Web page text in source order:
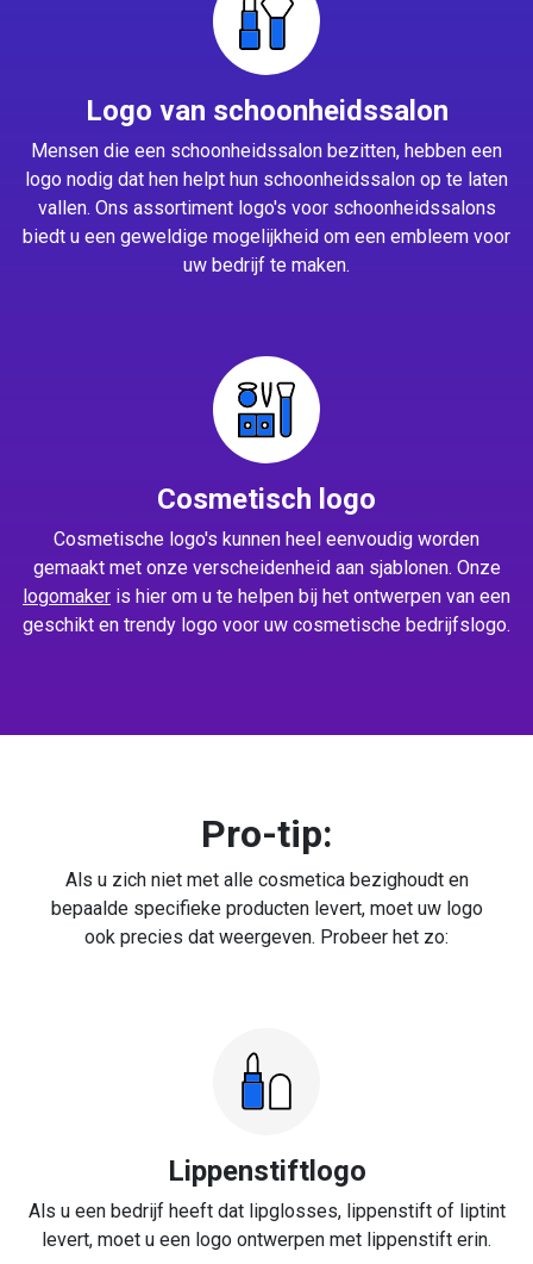
Logo van schoonheidssalon
Mensen die een schoonheidssalon bezitten, hebben een
logo nodig dat hen helpt hun schoonheidssalon op te laten
vallen. Ons assortiment logo's voor schoonheidssalons
biedt u een geweldige mogelijkheid om een embleem voor
uw bedrijf te maken.
Cosmetisch logo
Cosmetische logo's kunnen heel eenvoudig worden
gemaakt met onze verscheidenheid aan sjablonen. Onze
logomaker is hier om u te helpen bij het ontwerpen van een
geschikt en trendy logo voor uw cosmetische bedrijfslogo.
Pro-tip:
Als u zich niet met alle cosmetica bezighoudt en
bepaalde specifieke producten levert, moet uw logo
ook precies dat weergeven. Probeer het zo:
Lippenstiftlogo
Als u een bedrijf heeft dat lipglosses, lippenstift of liptint
levert, moet u een logo ontwerpen met lippenstift erin.